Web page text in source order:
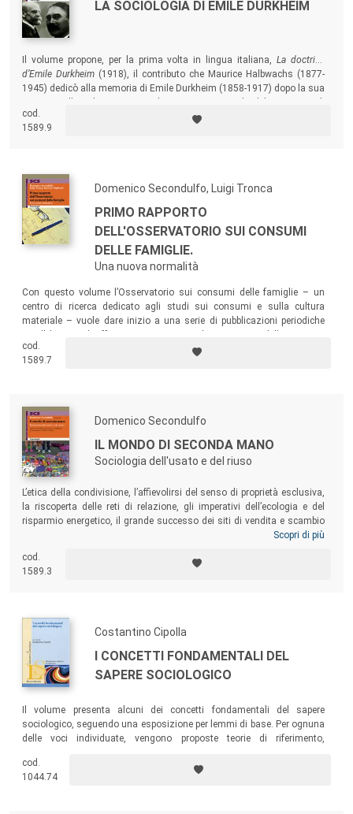
LA SOCIOLOGIA DI ÉMILE DURKHEIM
Il volume propone, per la prima volta in lingua italiana,La doctrine
d’Emile Durkheim (1918), il contributo che Maurice Halbwachs (1877-
1945) dedicò alla memoria di Emile Durkheim (1858-1917) dopo la sua
Durkheim, ne sintetizza i più importanti guadagni teorici e ne
dischiude le principali linee attorno a cui si dispiegherà il suo lascito
cod.
1589.9
Domenico Secondulfo, Luigi Tronca
PRIMO RAPPORTO
DELL'OSSERVATORIO SUI CONSUMI
DELLE FAMIGLIE.
Una nuova normalità
Con questo volume l’Osservatorio sui consumi delle famiglie – un
centro di ricerca dedicato agli studi sui consumi e sulla cultura
materiale – vuole dare inizio a una serie di pubblicazioni periodiche
familiari di acquisto ed uso di tipo generale.
cod.
1589.7
Domenico Secondulfo
IL MONDO DI SECONDA MANO
Sociologia dell'usato e del riuso
L’etica della condivisione, l’affievolirsi del senso di proprietà esclusiva,
la riscoperta delle reti di relazione, gli imperativi dell’ecologia e del
risparmio energetico, il grande successo dei siti di vendita e scambio
, donano agli oggetti seconde e terze vite, nuovi significati e
scena. Questo volume esplora il vecchio/nuovo mondo dell’usato, per
restituire al lettore un affresco del presente, del passato e del possibile
Scopri di più
cod.
1589.3
Costantino Cipolla
I CONCETTI FONDAMENTALI DEL
SAPERE SOCIOLOGICO
Il volume presenta alcuni dei concetti fondamentali del sapere
sociologico, seguendo una esposizione per lemmi di base. Per ognuna
delle voci individuate, vengono proposte teorie di riferimento,
conoscitivo il pluralismo connessionista.
cod.
1044.74